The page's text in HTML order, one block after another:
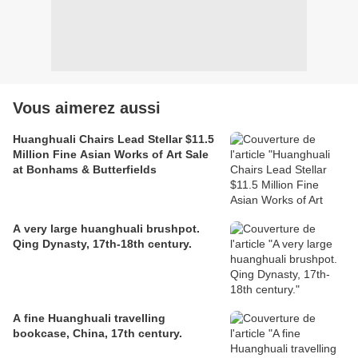
Vous aimerez aussi
Huanghuali Chairs Lead Stellar $11.5
Million Fine Asian Works of Art Sale
at Bonhams & Butterfields
A very large huanghuali brushpot.
Qing Dynasty, 17th-18th century.
A fine Huanghuali travelling
bookcase, China, 17th century.